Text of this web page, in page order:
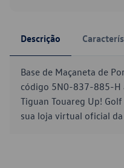
Descrição
Base de Maçaneta de
código 5N0-837-885-H
Tiguan Touareg Up!
sua loja virtual oficial da